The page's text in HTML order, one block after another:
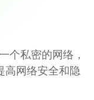
个私密的网络，
高网络安全和隐